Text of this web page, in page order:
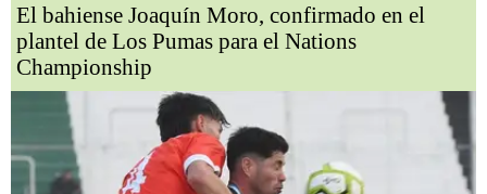
El bahiense Joaquín Moro, confirmado en el
plantel de Los Pumas para el Nations
Championship